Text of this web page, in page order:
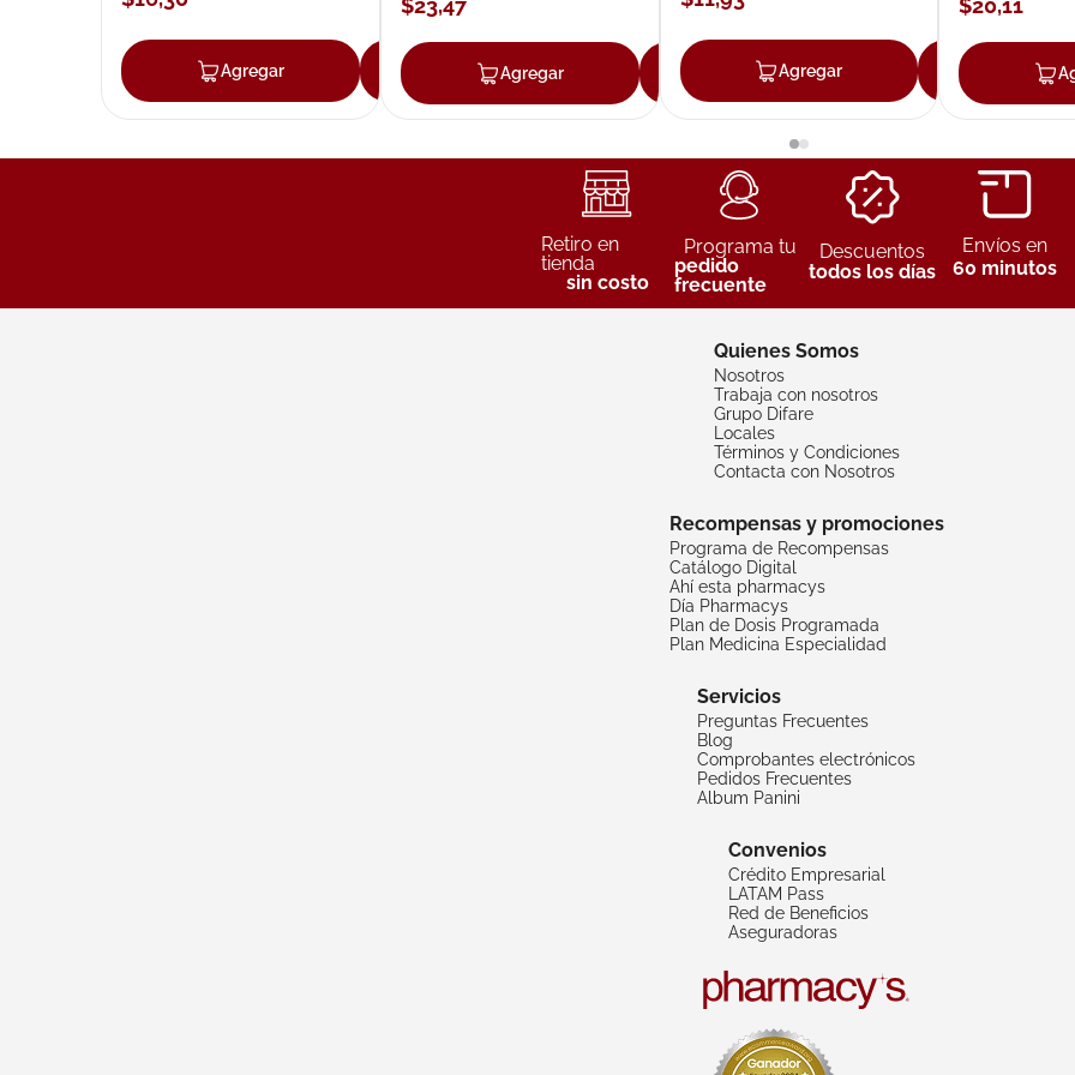
Agregar Agregar
$23,47
Agregar AgregarAgregar
$20,11
Retiro en
tienda
sin costo
Programa tu
pedido
frecuente
Descuentos
todos los días
Envíos en
60 minutos
Quienes Somos
Nosotros
Trabaja con nosotros
Grupo Difare
Locales
Términos y Condiciones
Contacta con Nosotros
Recompensas y promociones
Programa de Recompensas
Catálogo Digital
Ahí esta pharmacys
Día Pharmacys
Plan de Dosis Programada
Plan Medicina Especialidad
Servicios
Preguntas Frecuentes
Blog
Comprobantes electrónicos
Pedidos Frecuentes
Album Panini
Convenios
Crédito Empresarial
LATAM Pass
Red de Beneficios
Aseguradoras